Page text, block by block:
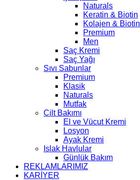
Naturals
Keratin & Biotin
Kolajen & Biotin
Premium
Men
Saç Kremi
Saç Yağı
Sıvı Sabunlar
Premium
Klasik
Naturals
Mutfak
Cilt Bakımı
El ve Vücut Kremi
Losyon
Ayak Kremi
Islak Havlular
Günlük Bakım
REKLAMLARIMIZ
KARİYER